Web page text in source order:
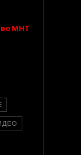
во МНТ